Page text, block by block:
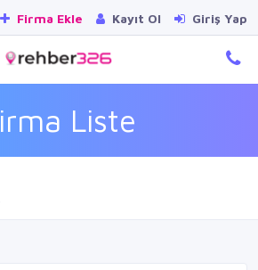
Firma Ekle Kayıt Ol Giriş Yap
Liste